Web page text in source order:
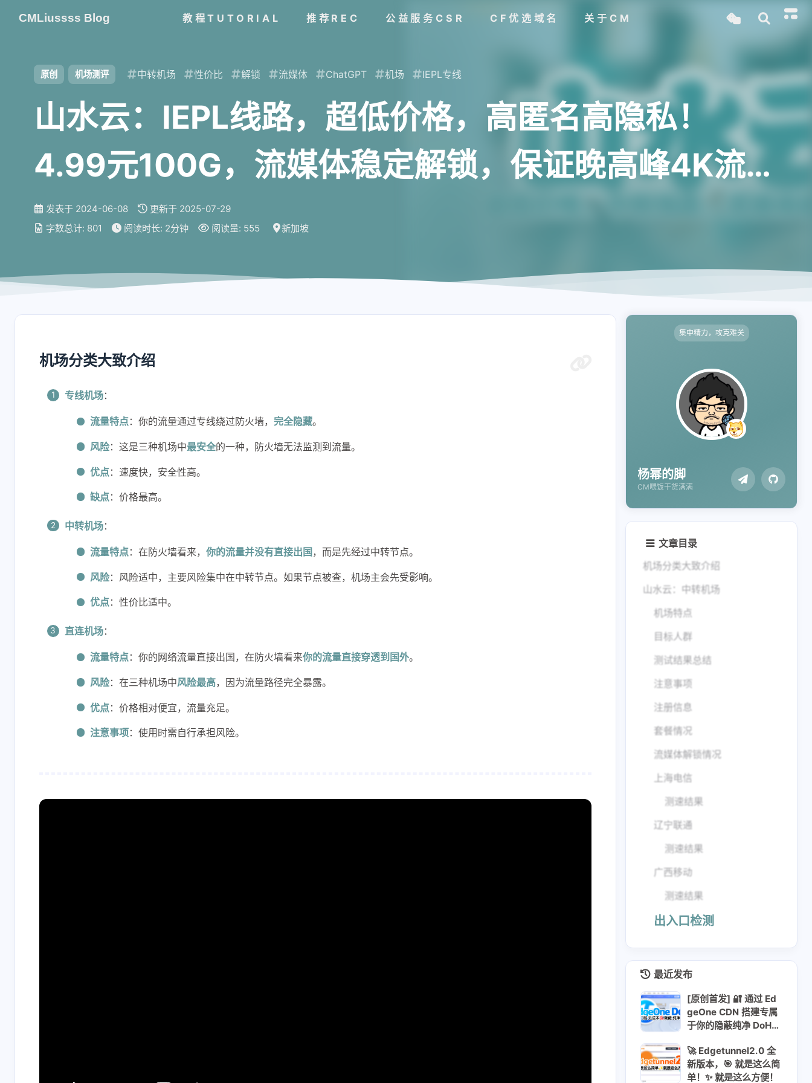
CMLiussss Blog 教程TUTORIAL 推荐REC 公益服务CSR CF优选域名 关于CM
原创 机场测评 中转机场 性价比 解锁 流媒体 ChatGPT 机场 IEPL专线
山水云：IEPL线路，超低价格，高匿名高隐私！
4.99元100G，流媒体稳定解锁，保证晚高峰4K流畅
秒开。
发表于 2024-06-08 更新于 2025-07-29
字数总计: 801 阅读时长: 2分钟 阅读量: 555 新加坡
机场分类大致介绍
专线机场：
流量特点：你的流量通过专线绕过防火墙， 完全隐藏。
风险：这是三种机场中最安全的一种，防火墙无法监测到流量。
优点：速度快，安全性高。
缺点：价格最高。
中转机场：
流量特点：在防火墙看来， 你的流量并没有直接出国 ，而是先经过中转节点。
风险：风险适中，主要风险集中在中转节点。如果节点被查，机场主会先受影响。
优点：性价比适中。
直连机场：
流量特点：你的网络流量直接出国，在防火墙看来你的流量直接穿透到国外。
风险：在三种机场中风险最高，因为流量路径完全暴露。
优点：价格相对便宜，流量充足。
注意事项：使用时需自行承担风险。
集中精力，攻克难关
杨幂的脚
CM喂饭干货满满
文章目录
机场分类大致介绍
山水云：中转机场
机场特点
目标人群
测试结果总结
注意事项
注册信息
套餐情况
流媒体解锁情况
上海电信
测速结果
辽宁联通
测速结果
广西移动
测速结果
出入口检测
最近发布
[原创首发] 🔐 通过 Ed
geOne CDN 搭建专属
于你的隐蔽纯净 DoH
🚀 Edgetunnel2.0 全
新版本，🎯 就是这么简
单！✨ 就是这么方便！